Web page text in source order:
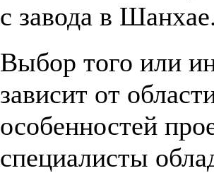
с завода в
Выбор того или
зависит от
особенностей
специалисты